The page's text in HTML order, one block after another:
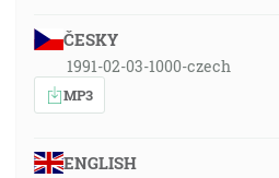
ČESKY
1991-02-03-1000-czech
MP3
ENGLISH